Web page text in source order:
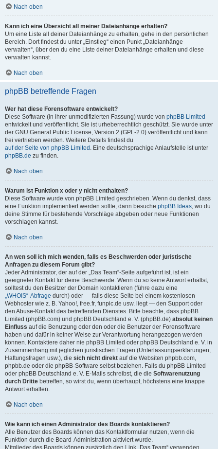
Nach oben
Kann ich eine Übersicht all meiner Dateianhänge erhalten?
Um eine Liste all deiner Dateianhänge zu erhalten, gehe in den persönlichen
Bereich. Dort findest du unter „Einstieg“ einen Punkt „Dateianhänge
verwalten“, über den du eine Liste deiner Dateianhänge erhalten und diese
verwalten kannst.
Nach oben
phpBB betreffende Fragen
Wer hat diese Forensoftware entwickelt?
Diese Software (in ihrer unmodifizierten Fassung) wurde von phpBB Limited
entwickelt und veröffentlicht. Sie ist urheberrechtlich geschützt. Sie wurde unter
der GNU General Public License, Version 2 (GPL-2.0) veröffentlicht und kann
frei vertrieben werden. Weitere Details findest du
auf der Seite von phpBB Limited . Eine deutschsprachige Anlaufstelle ist unter
phpBB.de zu finden.
Nach oben
Warum ist Funktion x oder y nicht enthalten?
Diese Software wurde von phpBB Limited geschrieben. Wenn du denkst, dass
eine Funktion implementiert werden sollte, dann besuche phpBB Ideas, wo du
deine Stimme für bestehende Vorschläge abgeben oder neue Funktionen
vorschlagen kannst.
Nach oben
An wen soll ich mich wenden, falls es Beschwerden oder juristische
Anfragen zu diesem Forum gibt?
Jeder Administrator, der auf der „Das Team“-Seite aufgeführt ist, ist ein
geeigneter Kontakt für deine Beschwerde. Wenn du so keine Antwort erhältst,
solltest du den Besitzer der Domain kontaktieren (führe dazu eine
„WHOIS“-Abfrage durch) oder — falls diese Seite bei einem kostenlosen
Webhoster wie z. B. Yahoo!, free.fr, funpic.de usw. liegt — den Support oder
den Abuse-Kontakt des betreffenden Dienstes. Bitte beachte, dass phpBB
Limited (phpBB.com) und phpBB Deutschland e. V. (phpBB.de) absolut keinen
Einfluss auf die Benutzung oder den oder die Benutzer der Forensoftware
haben und dafür in keiner Weise zur Verantwortung herangezogen werden
können. Kontaktiere daher nie phpBB Limited oder phpBB Deutschland e. V. in
Zusammenhang mit jeglichen juristischen Fragen (Unterlassungserklärungen,
Haftungsfragen usw.), die sich nicht direkt auf die Websiten phpbb.com,
phpbb.de oder die phpBB-Software selbst beziehen. Falls du phpBB Limited
oder phpBB Deutschland e. V. E-Mails schreibst, die die Softwarenutzung
durch Dritte betreffen, so wirst du, wenn überhaupt, höchstens eine knappe
Antwort erhalten.
Nach oben
Wie kann ich einen Administrator des Boards kontaktieren?
Alle Benutzer des Boards können das Kontaktformular nutzen, wenn die
Funktion durch die Board-Administration aktiviert wurde.
Mitglieder des Boards können zusätzlich den Link „Das Team“ verwenden.